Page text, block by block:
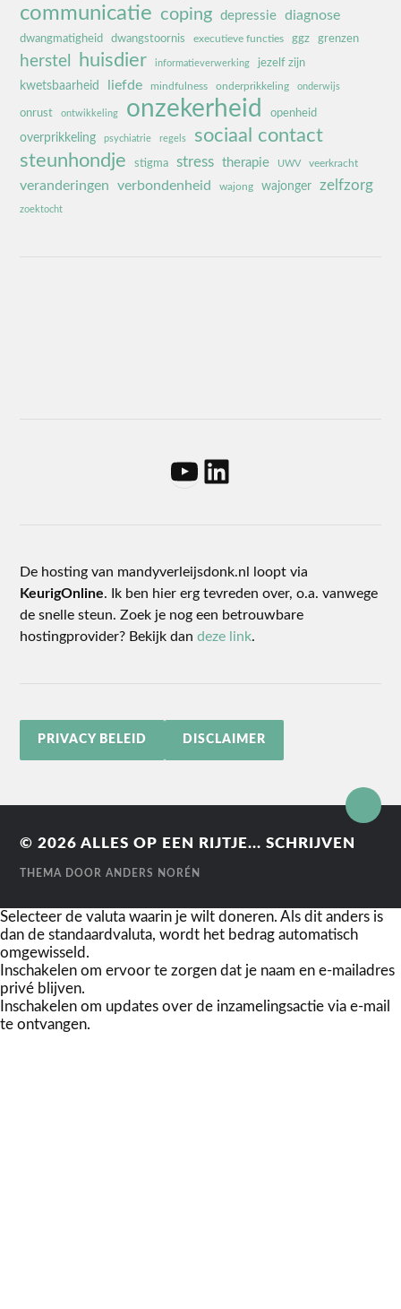
communicatie coping depressie diagnose
dwangmatigheid dwangstoornis executieve functies ggz grenzen
herstel huisdier informatieverwerking
jezelf zijn
kwetsbaarheid
liefde mindfulness onderprikkeling onderwijs
onrust ontwikkeling onzekerheid
openheid
overprikkeling
psychiatrie regels
sociaal contact
steunhondje
stigma stress therapie UWV veerkracht
veranderingen verbondenheid wajong wajonger zelfzorg
zoektocht
De hosting van mandyverleijsdonk.nl loopt via
KeurigOnline. Ik ben hier erg tevreden over, o.a. vanwege
de snelle steun. Zoek je nog een betrouwbare
hostingprovider? Bekijk dandeze link.
PRIVACY BELEID DISCLAIMER
© 2026ALLES OP EEN RIJTJE... SCHRIJVEN
THEMA DOORANDERS NORÉN
Selecteer de valuta waarin je wilt doneren. Als dit anders is
dan de standaardvaluta, wordt het bedrag automatisch
omgewisseld.
Inschakelen om ervoor te zorgen dat je naam en e-mailadres
privé blijven.
Inschakelen om updates over de inzamelingsactie via e-mail
te ontvangen.